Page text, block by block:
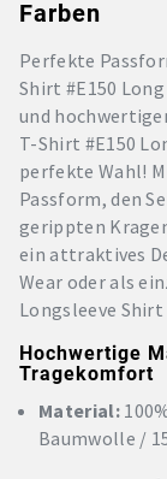
Farben
Perfekte
Shirt #E150
und
T-Shirt #E150
perfekte Wahl!
Passform, den
gerippten
ein attraktives
Wear oder als
Longsleeve
Hochwertige
Tragekomfort
Material:
Baumwolle /